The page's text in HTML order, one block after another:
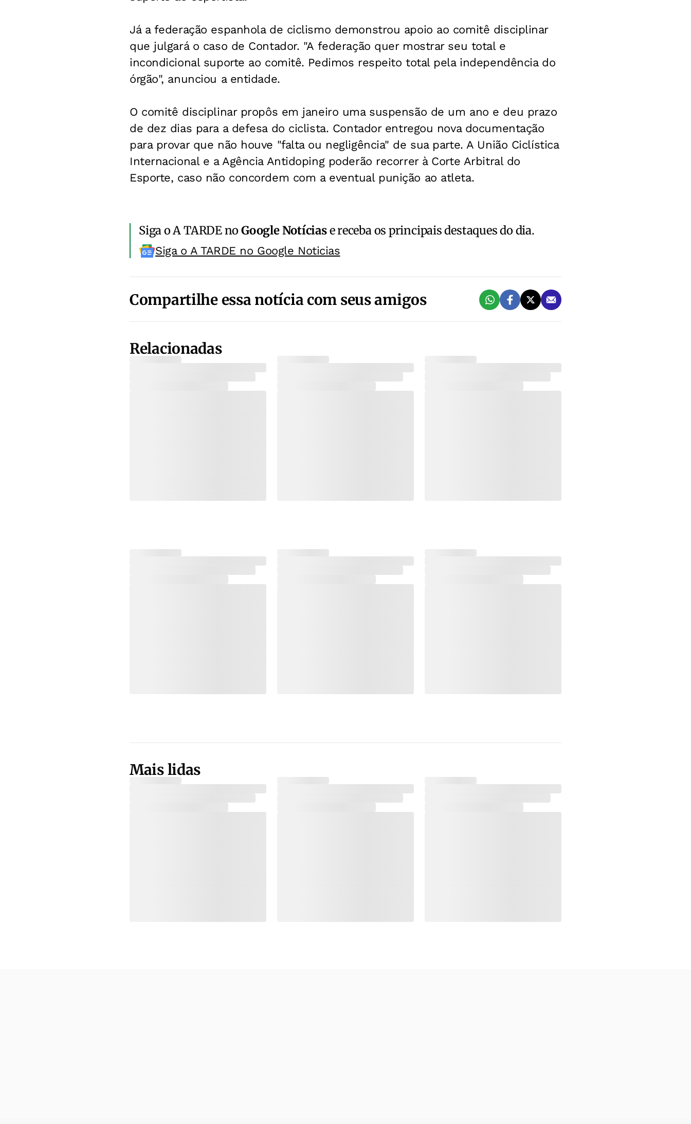
Já a federação espanhola de ciclismo demonstrou apoio ao comitê disciplinar
que julgará o caso de Contador. "A federação quer mostrar seu total e
incondicional suporte ao comitê. Pedimos respeito total pela independência do
órgão", anunciou a entidade.
O comitê disciplinar propôs em janeiro uma suspensão de um ano e deu prazo
de dez dias para a defesa do ciclista. Contador entregou nova documentação
para provar que não houve "falta ou negligência" de sua parte. A União Ciclística
Internacional e a Agência Antidoping poderão recorrer à Corte Arbitral do
Esporte, caso não concordem com a eventual punição ao atleta.
Siga o A TARDE noGoogle Notíciase receba os principais destaques do dia.
Siga o A TARDE no Google Noticias
Compartilhe essa notícia com seus amigos
Relacionadas
Mais lidas